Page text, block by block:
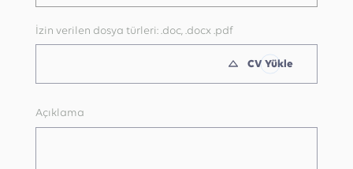
İzin verilen dosya türleri: .doc, .docx .pdf
CV Yükle
Açıklama